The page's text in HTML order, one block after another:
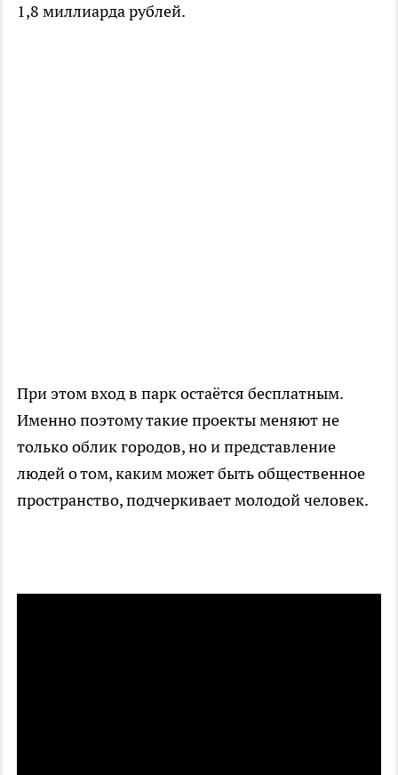
1,8 миллиарда рублей.
При этом вход в парк остаётся бесплатным.
Именно поэтому такие проекты меняют не
только облик городов, но и представление
людей о том, каким может быть общественное
пространство, подчеркивает молодой человек.